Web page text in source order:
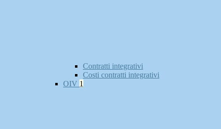
Contratti integrativi
Costi contratti integrativi
OIV 1